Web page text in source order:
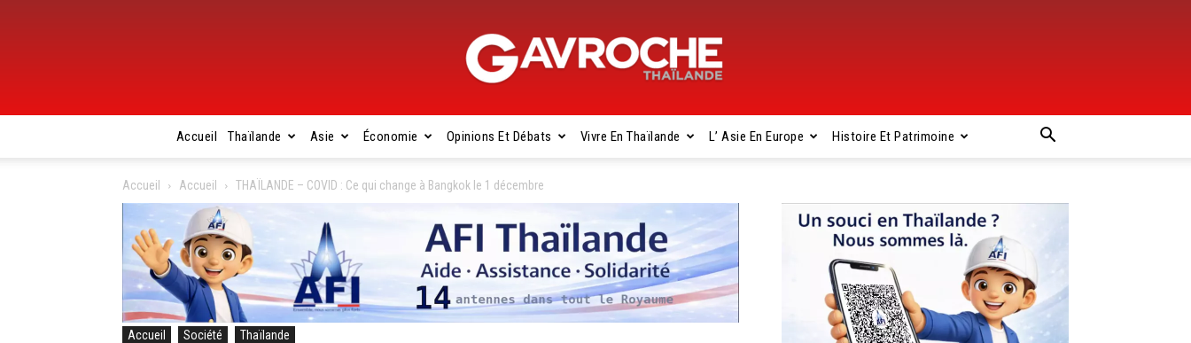
Gavroche
Thaïlande
Accueil Thaïlande Asie Économie Opinions Et Débats Vivre En Thaïlande L’ Asie En Europe Histoire Et Patrimoine
Accueil Accueil THAÏLANDE – COVID : Ce qui change à Bangkok le 1 décembre
Accueil Société Thaïlande